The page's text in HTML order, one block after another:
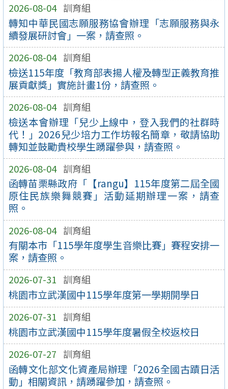
2026-08-04 訓育組
轉知中華民國志願服務協會辦理「志願服務與永
續發展研討會」一案，請查照。
2026-08-04 訓育組
檢送115年度「教育部表揚人權及轉型正義教育推
展貢獻獎」實施計畫1份，請查照。
2026-08-04 訓育組
檢送本會辦理「兒少上線中，登入我們的社群時
代！」2026兒少培力工作坊報名簡章，敬請協助
轉知並鼓勵貴校學生踴躍參與，請查照。
2026-08-04 訓育組
函轉苗栗縣政府「【rangu】115年度第二屆全國
原住民族樂舞競賽」活動延期辦理一案，請查
照。
2026-08-04 訓育組
有關本市「115學年度學生音樂比賽」賽程安排一
案，請查照。
2026-07-31 訓育組
桃園市立武漢國中115學年度第一學期開學日
2026-07-31 訓育組
桃園市立武漢國中115學年度暑假全校返校日
2026-07-27 訓育組
函轉文化部文化資產局辦理「2026全國古蹟日活
動」相關資訊，請踴躍參加，請查照。